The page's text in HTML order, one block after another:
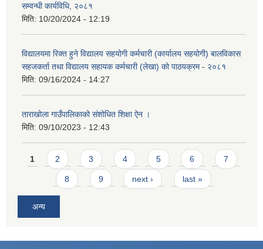
सम्वन्धी कार्यविधि, २०८१
मिति: 10/20/2024 - 12:19
विद्यालयमा रिक्त हुने विद्यालय सहयोगी कर्मचारी (कार्यालय सहयोगी) बालविकास
सहजकर्ता तथा विद्यालय सहायक कर्मचारी (लेखा) को पाठयक्रम - २०८१
मिति: 09/16/2024 - 14:27
ताराखोला गाउँपालिकाको संशोधित शिक्षा ऐन ।
मिति: 09/10/2023 - 12:43
Pages
1 2 3 4 5 6 7
8 9 next › last »
अन्य